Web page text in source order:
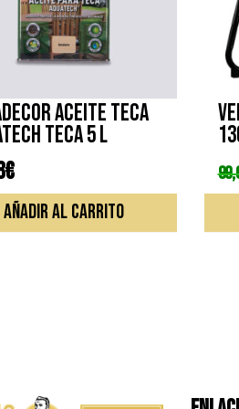
ACEITE TECA
TECA 5 L
€
AÑADIR AL CARRITO